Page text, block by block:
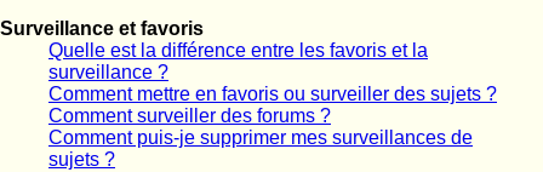
Surveillance et favoris
Quelle est la différence entre les favoris et la
surveillance ?
Comment mettre en favoris ou surveiller des sujets ?
Comment surveiller des forums ?
Comment puis-je supprimer mes surveillances de
sujets ?